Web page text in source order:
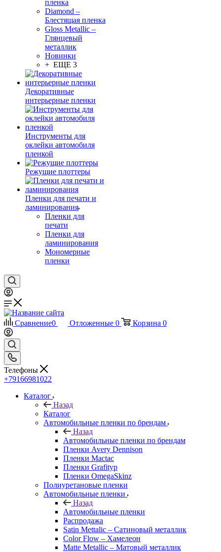
пленка
Diamond –
Блестящая пленка
Gloss Metallic –
Глянцевый
металлик
Новинки
+ ЕЩЕ 3
Декоративные
интерьерные пленки
Инструменты для
оклейки автомобиля
пленкой
Режущие плоттеры
Пленки для печати и
ламинирования
Пленки для
печати
Пленки для
ламинирования
Мономерные
пленки
Сравнение0 Отложенные 0 Корзина 0
Телефоны
+79166981022
Каталог
Назад
Каталог
Автомобильные пленки по брендам
Назад
Автомобильные пленки по брендам
Пленки Avery Dennison
Пленки Mactac
Пленки Grafityp
Пленки OmegaSkinz
Полиуретановые пленки
Автомобильные пленки
Назад
Автомобильные пленки
Распродажа
Satin Mettalic – Сатиновый металлик
Color Flow – Хамелеон
Matte Metallic – Матовый металлик